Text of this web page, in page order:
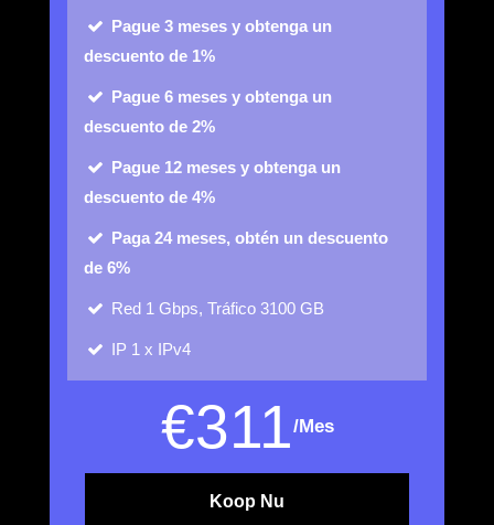
Pague 3 meses y obtenga un
descuento de 1%
Pague 6 meses y obtenga un
descuento de 2%
Pague 12 meses y obtenga un
descuento de 4%
Paga 24 meses, obtén un descuento
de 6%
Red 1 Gbps, Tráfico 3100 GB
IP 1 x IPv4
€311/Mes
Koop Nu